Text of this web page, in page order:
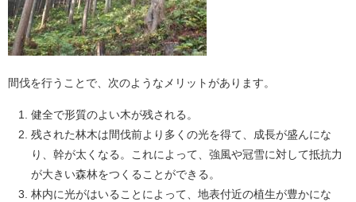
間伐を行うことで、次のようなメリットがあります。
健全で形質のよい木が残される。
残された林木は間伐前より多くの光を得て、成長が盛んにな
り、幹が太くなる。これによって、強風や冠雪に対して抵抗力
が大きい森林をつくることができる。
林内に光がはいることによって、地表付近の植生が豊かにな